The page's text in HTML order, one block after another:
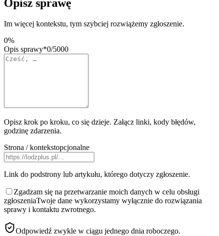
Opisz sprawę
Im więcej kontekstu, tym szybciej rozwiążemy zgłoszenie.
0%
Opis sprawy*0/5000
Opisz krok po kroku, co się dzieje. Załącz linki, kody błędów,
godzinę zdarzenia.
Strona / kontekstopcjonalne
Link do podstrony lub artykułu, którego dotyczy zgłoszenie.
Zgadzam się na przetwarzanie moich danych w celu obsługi
zgłoszeniaTwoje dane wykorzystamy wyłącznie do rozwiązania
sprawy i kontaktu zwrotnego.
Odpowiedź zwykle w ciągu jednego dnia roboczego.